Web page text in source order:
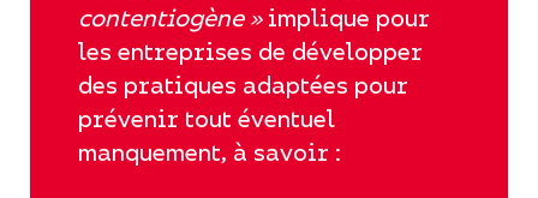
contentiogène »implique pour
les entreprises de développer
des pratiques adaptées pour
prévenir tout éventuel
manquement, à savoir :